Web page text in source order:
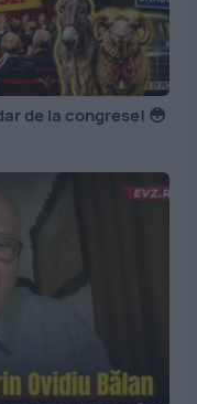
de la congrese! 😳